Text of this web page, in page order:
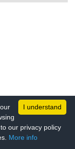
I understand
our privacy policy
More info